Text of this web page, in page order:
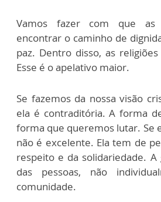
Vamos fazer com que as
encontrar o caminho de
paz. Dentro disso, as
Esse é o apelativo maior.
Se fazemos da nossa visão
ela é contraditória. A forma
forma que queremos lutar. Se
não é excelente. Ela tem de
respeito e da solidariedade.
das pessoas, não
comunidade.